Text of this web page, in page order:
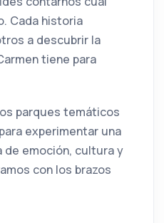
Cada historia
a descubrir la
tiene para
parques temáticos
experimentar una
de emoción, cultura y
con los brazos